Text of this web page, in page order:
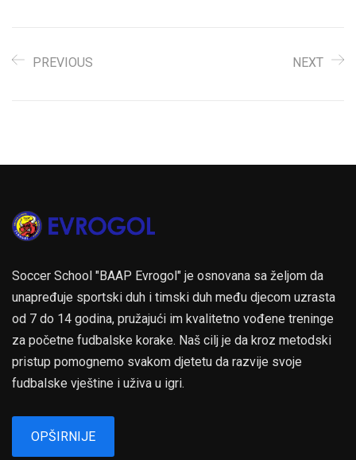
PREVIOUS NEXT
Soccer School "BAAP Evrogol" je osnovana sa željom da
unapređuje sportski duh i timski duh među djecom uzrasta
od 7 do 14 godina, pružajući im kvalitetno vođene treninge
za početne fudbalske korake. Naš cilj je da kroz metodski
pristup pomognemo svakom djetetu da razvije svoje
fudbalske vještine i uživa u igri.
OPŠIRNIJE